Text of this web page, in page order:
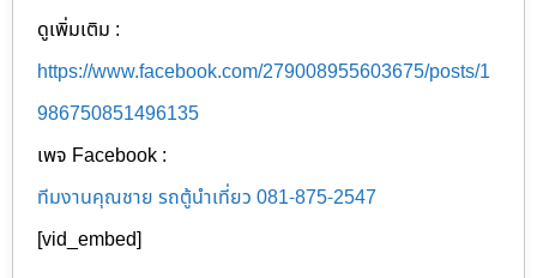
ดูเพิ่มเติม :
https://www.facebook.com/279008955603675/posts/1
986750851496135
เพจ Facebook :
ทีมงานคุณชาย รถตู้นำเที่ยว 081-875-2547
[vid_embed]